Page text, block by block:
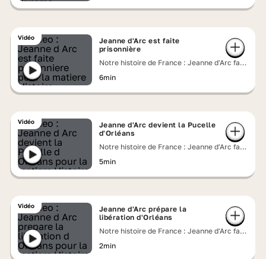
Vidéo
Jeanne d'Arc est faite
prisonnière
Notre histoire de France : Jeanne d'Arc face
6min
Vidéo
Jeanne d'Arc devient la Pucelle
d'Orléans
Notre histoire de France : Jeanne d'Arc face
5min
Vidéo
Jeanne d'Arc prépare la
libération d'Orléans
Notre histoire de France : Jeanne d'Arc face
2min